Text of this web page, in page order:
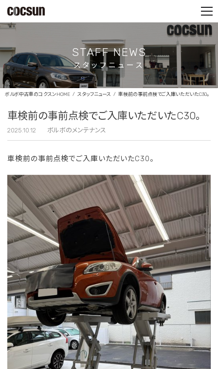
STAFF NEWS
スタッフニュース
ボルボ中古車のコクスンHOME スタッフニュース 車検前の事前点検でご入庫いただいたC30。
車検前の事前点検でご入庫いただいたC30。
2025.10.12 ボルボのメンテナンス
車検前の事前点検でご入庫いただいたC30。